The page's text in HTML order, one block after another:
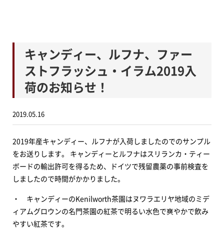
キャンディー、ルフナ、ファー
ストフラッシュ・イラム2019入
荷のお知らせ！
2019.05.16
2019年産キャンディー、ルフナが入荷しましたのでのサンプル
をお送りします。 キャンディーとルフナはスリランカ・ティー
ボードの輸出許可を得るため、ドイツで残留農薬の事前検査を
しましたので時間がかかりました。
・ キャンディーのKenilworth茶園はヌワラエリヤ地域のミデ
ィアムグロウンの名門茶園の紅茶で明るい水色で爽やかで飲み
やすい紅茶です。